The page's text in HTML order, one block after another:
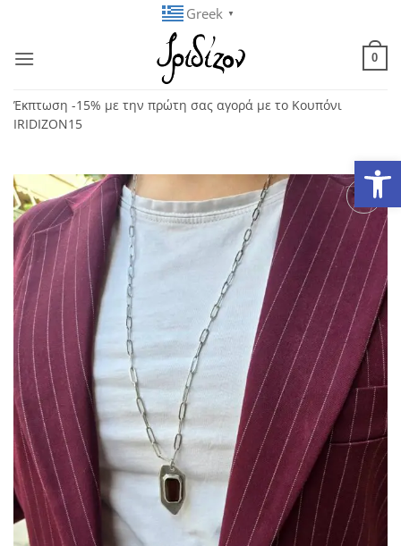
περιεχόμενο
Greek ▼
0
Έκπτωση -15% με την πρώτη σας αγορά με το Κουπόνι
IRIDIZON15
Add to
wishlist